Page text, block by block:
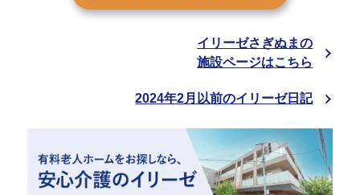
イリーゼさぎぬまの
施設ページはこちら
2024年2月以前のイリーゼ日記